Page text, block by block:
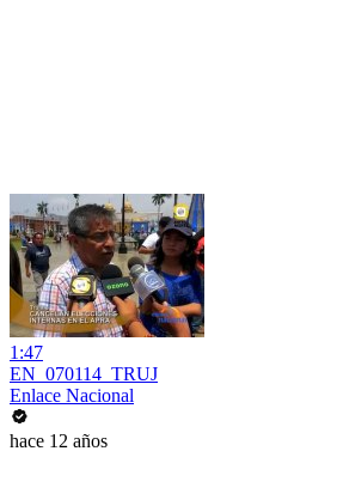
1:47
EN_070114_TRUJ
Enlace Nacional
hace 12 años